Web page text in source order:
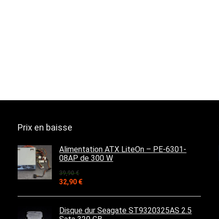
Prix en baisse
Alimentation ATX LiteOn – PE-6301-
08AP de 300 W
39,90€
Le
initial
était :
39,90 €.
32,90 €Le
actuel
est :
32,90 €.
Disque dur Seagate ST9320325AS 2.5